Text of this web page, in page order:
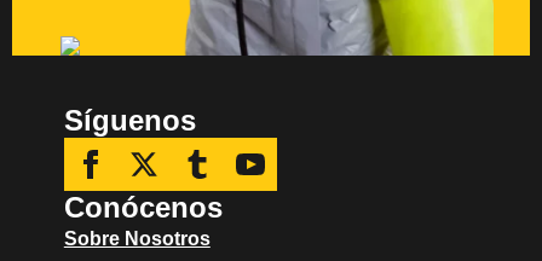
Síguenos
Conócenos
Sobre Nosotros